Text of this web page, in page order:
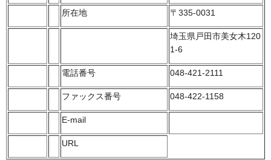
所在地 〒335-0031
埼玉県戸田市美女木120
1-6
電話番号 048-421-2111
ファックス番号 048-422-1158
E-mail
URL